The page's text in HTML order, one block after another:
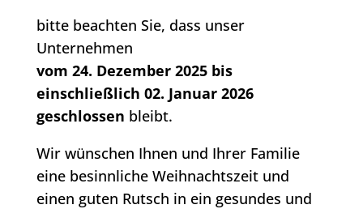
bitte beachten Sie, dass unser
Unternehmen
vom 24. Dezember 2025 bis
einschließlich 02. Januar 2026
geschlossen bleibt.
Wir wünschen Ihnen und Ihrer Familie
eine besinnliche Weihnachtszeit und
einen guten Rutsch in ein gesundes und